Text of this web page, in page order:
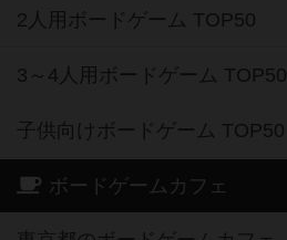
2人用ボードゲーム TOP50
3～4人用ボードゲーム TOP50
子供向けボードゲーム TOP50
ボードゲームカフェ